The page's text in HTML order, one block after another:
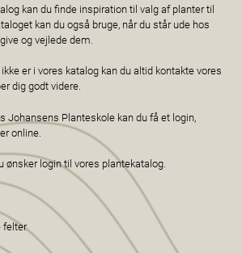
kan du finde inspiration til valg af planter til
kan du også bruge, når du står ude hos
og vejlede dem.
er i vores katalog kan du altid kontakte vores
dig godt videre.
Johansens Planteskole kan du få et login,
online.
ønsker login til vores plantekatalog.
felter